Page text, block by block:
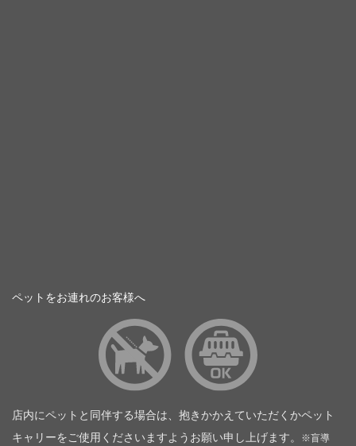
ペットをお連れのお客様へ
店内にペットと同伴する場合は、抱きかかえていただくかペット
キャリーをご使用くださいますようお願い申し上げます。
※盲導